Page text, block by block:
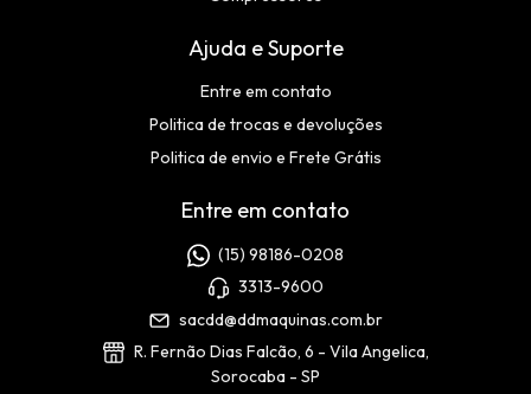
Ajuda e Suporte
Entre em contato
Politica de trocas e devoluções
Politica de envio e Frete Grátis
Entre em contato
(15) 98186-0208
3313-9600
sacdd@ddmaquinas.com.br
R. Fernão Dias Falcão, 6 - Vila Angelica,
Sorocaba - SP